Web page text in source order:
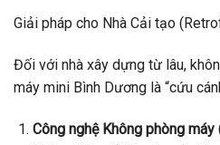
Giải pháp cho Nhà Cải tạo
Đối với nhà xây dựng từ lâu,
máy mini Bình Dương là “cứu
Công nghệ Không phòng máy